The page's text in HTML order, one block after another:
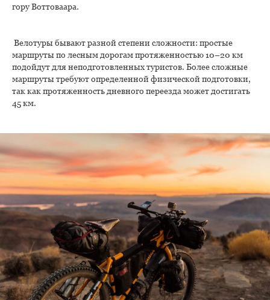
гору Воттоваара.
Велотуры бывают разной степени сложности: простые
маршруты по лесным дорогам протяженностью 10–20 км
подойдут для неподготовленных туристов. Более сложные
маршруты требуют определенной физической подготовки,
так как протяженность дневного переезда может достигать
45 км.